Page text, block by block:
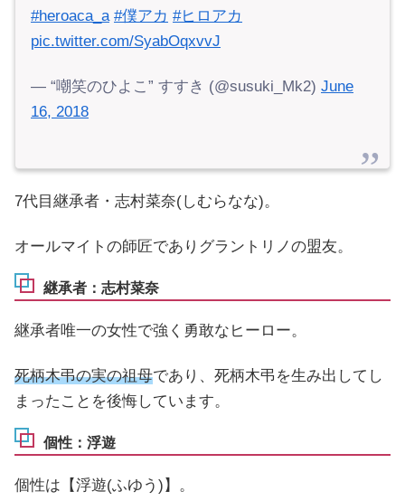
#heroaca_a #僕アカ #ヒロアカ
pic.twitter.com/SyabOqxvvJ
— “嘲笑のひよこ” すすき (@susuki_Mk2) June
16, 2018
7代目継承者・志村菜奈(しむらなな)。
オールマイトの師匠でありグラントリノの盟友。
継承者：志村菜奈
継承者唯一の女性で強く勇敢なヒーロー。
死柄木弔の実の祖母であり、死柄木弔を生み出してし
まったことを後悔しています。
個性：浮遊
個性は【浮遊(ふゆう)】。